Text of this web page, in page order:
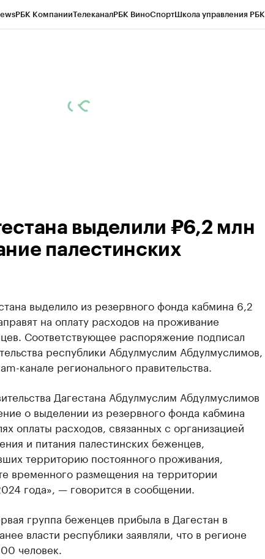
РБК КомпанииТелеканалРБК ВиноСпортШкола управления РБК
выделили ₽6,2 млн
палестинских
выделило из резервного фонда кабмина 6,2
на оплату расходов на проживание
Соответствующее распоряжение подписал
республики Абдулмуслим Абдулмуслимов,
канале регионального правительства.
Дагестана Абдулмуслим Абдулмуслимов
о выделении из резервного фонда кабмина
оплаты расходов, связанных с организацией
и питания палестинских беженцев,
территорию постоянного проживания,
временного размещения на территории
года», — говорится в сообщении.
группа беженцев прибыла в Дагестан в
власти республики заявляли, что в регионе
человек.